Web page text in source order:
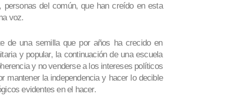
del común, que han creído en esta
voz.
de una semilla que por años ha crecido en
y popular, la continuación de una escuela
y no venderse a los intereses políticos
mantener la independencia y hacer lo decible
evidentes en el hacer.